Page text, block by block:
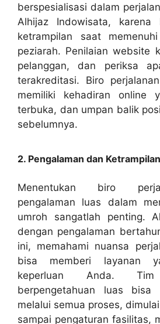
berspesialisasi dalam
Alhijaz Indowisata, karena
ketrampilan saat
peziarah. Penilaian website
pelanggan, dan periksa
terakreditasi. Biro
memiliki kehadiran online
terbuka, dan umpan balik
sebelumnya.
2. Pengalaman dan Ketrampilan
Menentukan biro
pengalaman luas dalam
umroh sangatlah penting.
dengan pengalaman
ini, memahami nuansa
bisa memberi layanan
keperluan Anda.
berpengetahuan luas bisa
melalui semua proses,
sampai pengaturan fasilitas,